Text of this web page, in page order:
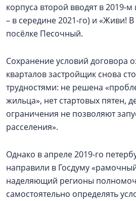
корпуса второй вводят в 2019-м
– в середине 2021-го) и «Живи!
посёлке Песочный.
Сохранение условий договора
кварталов застройщик снова
трудностями: не решена
жильца», нет стартовых пятен,
ограничения не позволяют
расселения».
Однако в апреле 2019-го
направили в Госдуму
наделяющий регионы
самостоятельно определять